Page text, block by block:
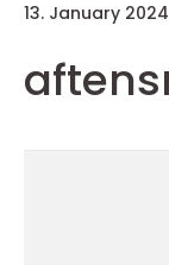
13. January 2024